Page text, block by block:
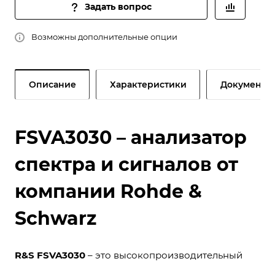
Задать вопрос
Возможны дополнительные опции
Описание Характеристики Документы
FSVA3030 – анализатор
спектра и сигналов от
компании Rohde &
Schwarz
R&S FSVA3030 – это высокопроизводительный